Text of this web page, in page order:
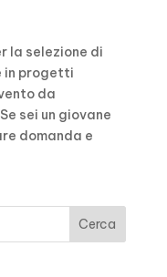
la selezione di
in progetti
da
sei un giovane
domanda e